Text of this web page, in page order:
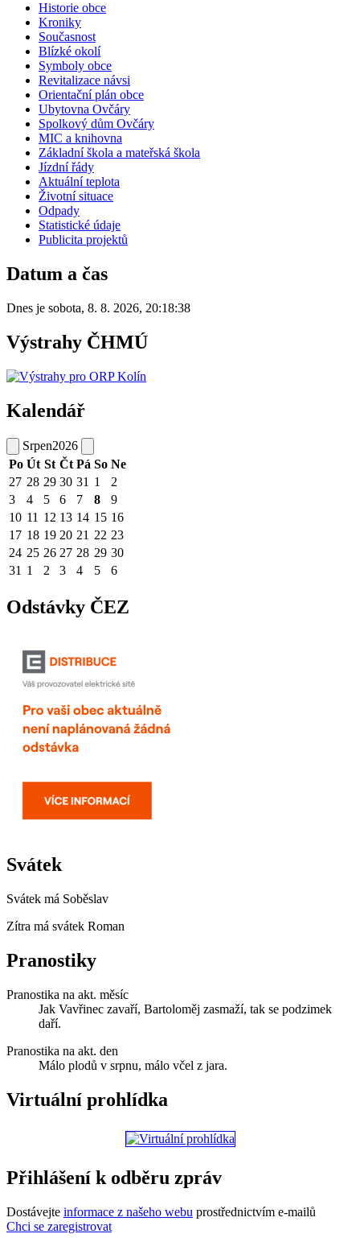
Historie obce
Kroniky
Současnost
Blízké okolí
Symboly obce
Revitalizace návsi
Orientační plán obce
Ubytovna Ovčáry
Spolkový dům Ovčáry
MIC a knihovna
Základní škola a mateřská škola
Jízdní řády
Aktuální teplota
Životní situace
Odpady
Statistické údaje
Publicita projektů
Datum a čas
Dnes je sobota, 8. 8. 2026, 20:18:38
Výstrahy ČHMÚ
Kalendář
Srpen2026
Po Út St Čt Pá So Ne
27 28 29 30 31 1
2
3
4 5 6 7 8
9
10 11 12 13 14 15 16
17 18 19 20 21 22 23
24 25 26 27 28 29 30
31 1 2 3 4 5 6
Odstávky ČEZ
Svátek
Svátek má Soběslav
Zítra má svátek Roman
Pranostiky
Pranostika na akt. měsíc
Jak Vavřinec zavaří, Bartoloměj zasmaží, tak se podzimek
daří.
Pranostika na akt. den
Málo plodů v srpnu, málo včel z jara.
Virtuální prohlídka
Přihlášení k odběru zpráv
Dostávejte informace z našeho webu prostřednictvím e-mailů
Chci se zaregistrovat